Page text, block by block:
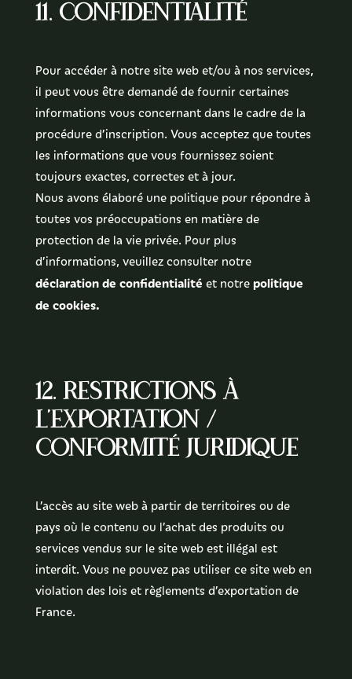
11. Confidentialité
Pour accéder à notre site web et/ou à nos services,
il peut vous être demandé de fournir certaines
informations vous concernant dans le cadre de la
procédure d’inscription. Vous acceptez que toutes
les informations que vous fournissez soient
toujours exactes, correctes et à jour.
Nous avons élaboré une politique pour répondre à
toutes vos préoccupations en matière de
protection de la vie privée. Pour plus
d’informations, veuillez consulter notre
déclaration de confidentialité et notre politique
de cookies.
12. Restrictions à
l’exportation /
Conformité juridique
L’accès au site web à partir de territoires ou de
pays où le contenu ou l’achat des produits ou
services vendus sur le site web est illégal est
interdit. Vous ne pouvez pas utiliser ce site web en
violation des lois et règlements d’exportation de
France.